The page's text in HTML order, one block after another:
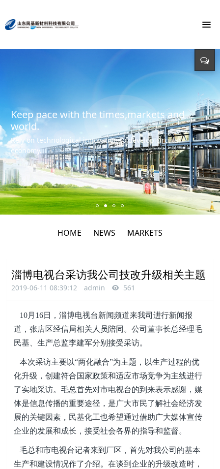
Monochloroacetic Acid
To build the world's green base for fine chemicals and
create the first brand of Monochloroacetic acid in the
international market.
Keep pace with the times,markets and
world.
Rely on technological innovation to develop circular
economy.
Energy saving, environmental protection,
Input - output - comprehensive utilization of resources
HOME NEWS MARKETS
淄博电视台采访我公司技改升级相关主题
2019-06-11 08:39:12 admin 561
10月16日，淄博电视台新闻频道来我司进行新闻报
道，张店区经信局相关人员陪同。公司董事长总经理毛
民基、生产总监李建军分别接受采访。
本次采访主要以“两化融合”为主题，以生产过程的优
化升级，创建符合国家政策和适应市场竞争为主线进行
了实地采访。毛总首先对市电视台的到来表示感谢，媒
体是信息传播的重要途径，是广大市民了解社会经济发
展的关键因素，民基化工也希望通过借助广大媒体宣传
企业的发展和成长，接受社会各界的指导和监督。
毛总和市电视台记者来到厂区，首先对我公司的基本
生产和建设情况作了介绍。在谈到企业的升级改造时，